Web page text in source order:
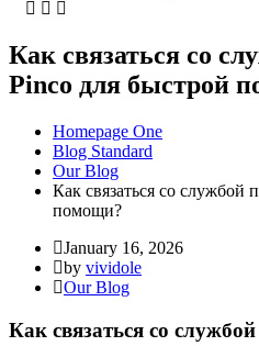
Как связаться со
Pinco для быстрой
Homepage One
Blog Standard
Our Blog
Как связаться со службой
помощи?
January 16, 2026
by vividole
Our Blog
Как связаться со